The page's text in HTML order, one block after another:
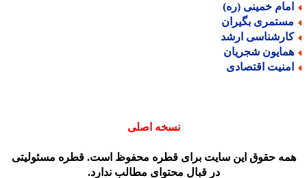
خمینی (ره)
بگیران
ارشد
شجریان
اقتصادی
نسخه اصلی
حقوق این سایت برای قطره محفوظ است. قطره مسئولیتی
در قبال محتوای مطالب ندارد.